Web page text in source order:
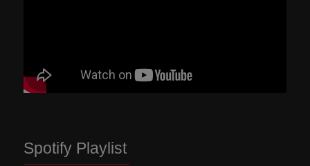
Spotify Playlist